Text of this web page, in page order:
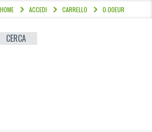
0.00EUR
CARRELLO
ACCEDI
HOME
CERCA